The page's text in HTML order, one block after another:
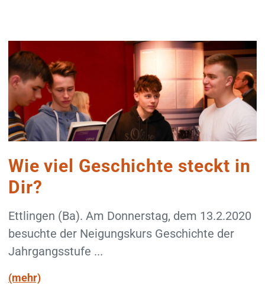
Wie viel Geschichte steckt in
Dir?
Ettlingen (Ba). Am Donnerstag, dem 13.2.2020
besuchte der Neigungskurs Geschichte der
Jahrgangsstufe ...
(mehr)